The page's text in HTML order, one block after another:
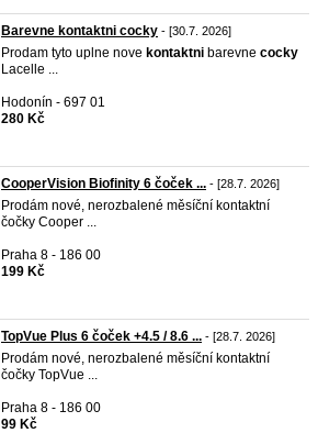
Barevne kontaktni cocky - [30.7. 2026]
Prodam tyto uplne nove kontaktni barevne cocky
Lacelle ...
Hodonín - 697 01
280 Kč
CooperVision Biofinity 6 čoček ... - [28.7. 2026]
Prodám nové, nerozbalené měsíční kontaktní
čočky Cooper ...
Praha 8 - 186 00
199 Kč
TopVue Plus 6 čoček +4.5 / 8.6 ... - [28.7. 2026]
Prodám nové, nerozbalené měsíční kontaktní
čočky TopVue ...
Praha 8 - 186 00
99 Kč